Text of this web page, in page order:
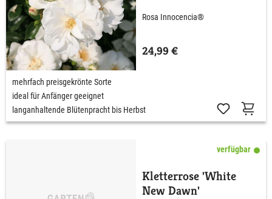
Rosa Innocencia®
24,99 €
mehrfach preisgekrönte Sorte
ideal für Anfänger geeignet
langanhaltende Blütenpracht bis Herbst
verfügbar
Kletterrose 'White
New Dawn'